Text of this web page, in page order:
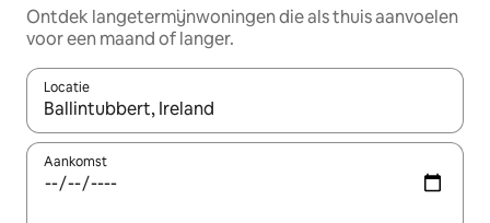
Ontdek langetermijnwoningen die als thuis aanvoelen
voor een maand of langer.
Locatie
Wanneer er resultaten beschikbaar zijn, maak je een keuze
Aankomst